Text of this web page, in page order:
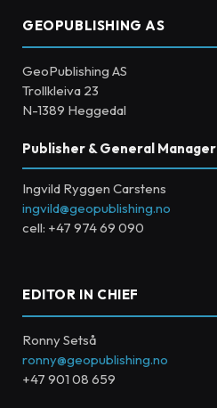
GEOPUBLISHING AS
GeoPublishing AS
Trollkleiva 23
N-1389 Heggedal
Publisher & General Manager
Ingvild Ryggen Carstens
ingvild@geopublishing.no
cell: +47 974 69 090
EDITOR IN CHIEF
Ronny Setså
ronny@geopublishing.no
+47 901 08 659